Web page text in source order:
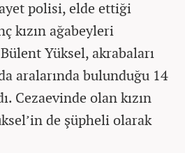
polisi, elde ettiği
kızın ağabeyleri
Yüksel, akrabaları
aralarında bulunduğu 14
Cezaevinde olan kızın
de şüpheli olarak